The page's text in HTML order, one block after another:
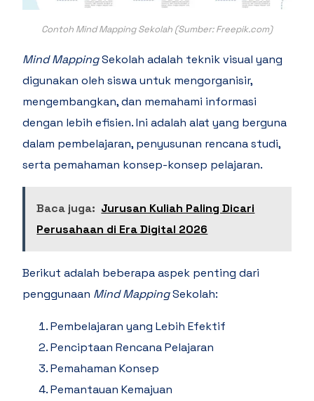
Contoh Mind Mapping Sekolah (Sumber: Freepik.com)
Mind MappingSekolah adalah teknik visual yang
digunakan oleh siswa untuk mengorganisir,
mengembangkan, dan memahami informasi
dengan lebih efisien. Ini adalah alat yang berguna
dalam pembelajaran, penyusunan rencana studi,
serta pemahaman konsep-konsep pelajaran.
Baca juga: Jurusan Kuliah Paling Dicari
Perusahaan di Era Digital 2026
Berikut adalah beberapa aspek penting dari
penggunaan Mind MappingSekolah:
Pembelajaran yang Lebih Efektif
Penciptaan Rencana Pelajaran
Pemahaman Konsep
Pemantauan Kemajuan